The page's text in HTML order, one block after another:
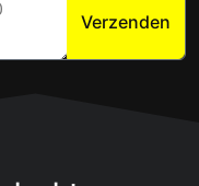
Verzenden